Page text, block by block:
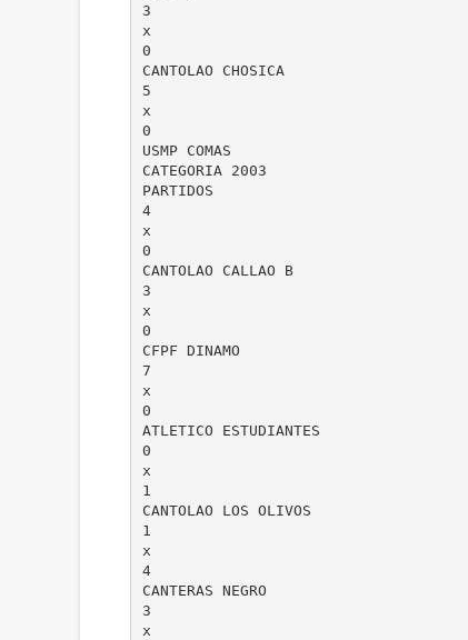
3
x
0
CANTOLAO CHOSICA
5
x
0
USMP COMAS
CATEGORIA 2003
PARTIDOS
4
x
0
CANTOLAO CALLAO B
3
x
0
CFPF DINAMO
7
x
0
ATLETICO ESTUDIANTES
0
x
1
CANTOLAO LOS OLIVOS
1
x
4
CANTERAS NEGRO
3
x